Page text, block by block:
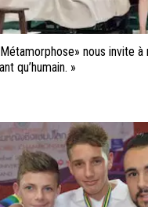
nous invite
qu’humain. »